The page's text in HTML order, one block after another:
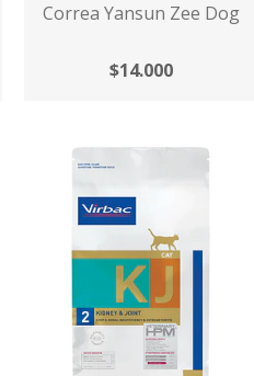
Correa Yansun Zee Dog
$14.000